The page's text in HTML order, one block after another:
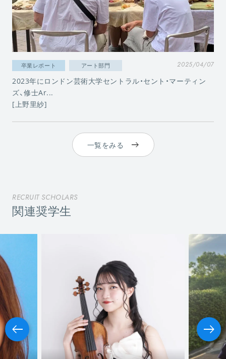
卒業レポート アート部門 2025/04/07
2023年にロンドン芸術大学セントラル・セント・マーティン
ズ、修士Ar...
[上野里紗]
一覧をみる
RECRUIT SCHOLARS
関連奨学生